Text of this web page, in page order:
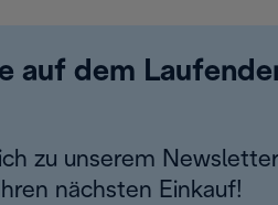
auf dem
zu unserem
nächsten Einkauf!